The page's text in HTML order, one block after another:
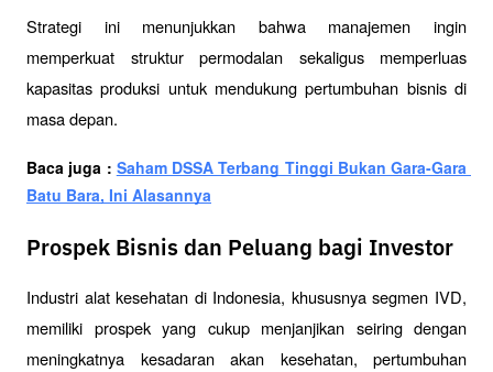
Strategi ini menunjukkan bahwa manajemen ingin
memperkuat struktur permodalan sekaligus memperluas
kapasitas produksi untuk mendukung pertumbuhan bisnis di
masa depan.
Baca juga : Saham DSSA Terbang Tinggi Bukan Gara-Gara
Batu Bara, Ini Alasannya
Prospek Bisnis dan Peluang bagi Investor
Industri alat kesehatan di Indonesia, khususnya segmen IVD,
memiliki prospek yang cukup menjanjikan seiring dengan
meningkatnya kesadaran akan kesehatan, pertumbuhan